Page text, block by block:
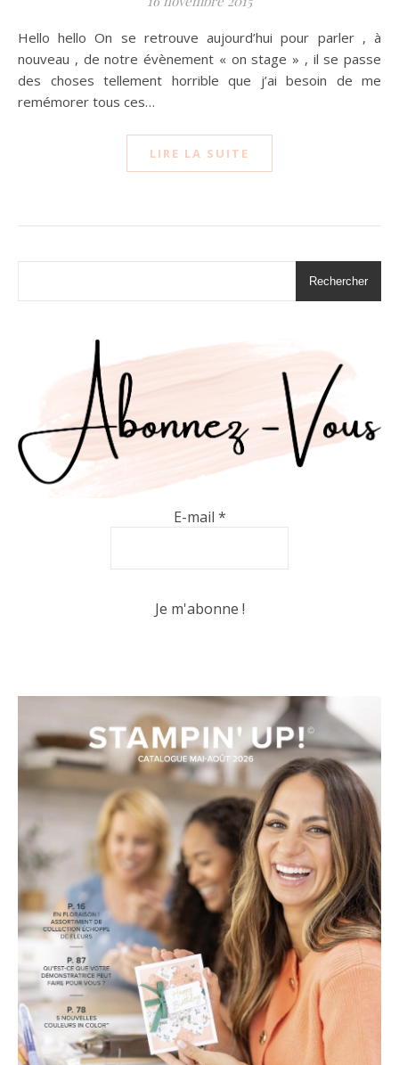
Hello hello On se retrouve aujourd’hui pour parler , à
nouveau , de notre évènement « on stage » , il se passe
des choses tellement horrible que j’ai besoin de me
remémorer tous ces…
LIRE LA SUITE
Rechercher
E-mail *